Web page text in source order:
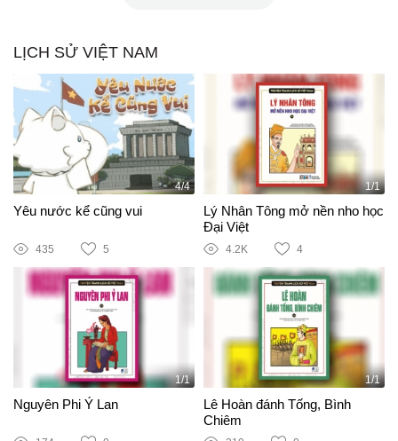
LỊCH SỬ VIỆT NAM
4/4
Yêu nước kể cũng vui
435 5
1/1
Lý Nhân Tông mở nền nho học
Đại Việt
4.2K 4
1/1
Nguyên Phi Ỷ Lan
1/1
Lê Hoàn đánh Tống, Bình
Chiêm